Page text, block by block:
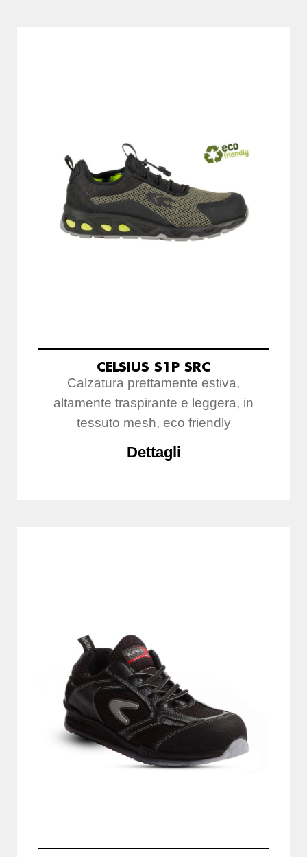
CELSIUS S1P SRC
Calzatura prettamente estiva,
altamente traspirante e leggera, in
tessuto mesh, eco friendly
Dettagli